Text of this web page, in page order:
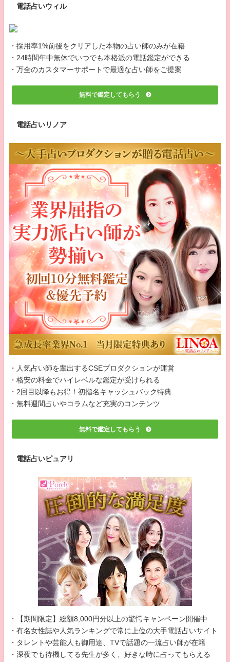
電話占いウィル
・採用率1%前後をクリアした本物の占い師のみが在籍
・24時間年中無休でいつでも本格派の電話鑑定ができる
・万全のカスタマーサポートで最適な占い師をご提案
無料で鑑定してもらう
電話占いリノア
・人気占い師を輩出するCSEプロダクションが運営
・格安の料金でハイレベルな鑑定が受けられる
・2回目以降もお得！初指名キャッシュバック特典
・無料週間占いやコラムなど充実のコンテンツ
無料で鑑定してもらう
電話占いピュアリ
・【期間限定】総額8,000円分以上の驚愕キャンペーン開催中
・有名女性誌や人気ランキングで常に上位の大手電話占いサイト
・タレントや芸能人も御用達、TVで話題の一流占い師が在籍
・深夜でも待機してる先生が多く、好きな時に占ってもらえる